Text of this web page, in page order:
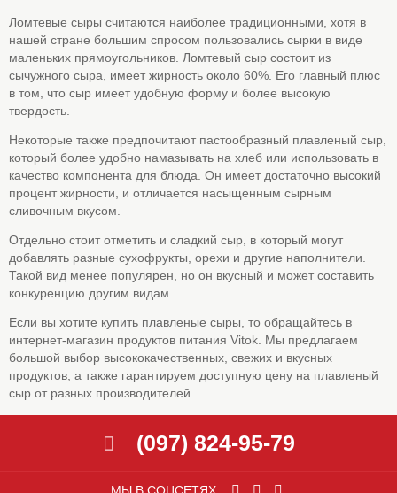
Ломтевые сыры считаются наиболее традиционными, хотя в
нашей стране большим спросом пользовались сырки в виде
маленьких прямоугольников. Ломтевый сыр состоит из
сычужного сыра, имеет жирность около 60%. Его главный плюс
в том, что сыр имеет удобную форму и более высокую
твердость.
Некоторые также предпочитают пастообразный плавленый сыр,
который более удобно намазывать на хлеб или использовать в
качество компонента для блюда. Он имеет достаточно высокий
процент жирности, и отличается насыщенным сырным
сливочным вкусом.
Отдельно стоит отметить и сладкий сыр, в который могут
добавлять разные сухофрукты, орехи и другие наполнители.
Такой вид менее популярен, но он вкусный и может составить
конкуренцию другим видам.
Если вы хотите купить плавленые сыры, то обращайтесь в
интернет-магазин продуктов питания Vitok. Мы предлагаем
большой выбор высококачественных, свежих и вкусных
продуктов, а также гарантируем доступную цену на плавленый
сыр от разных производителей.
(097) 824-95-79